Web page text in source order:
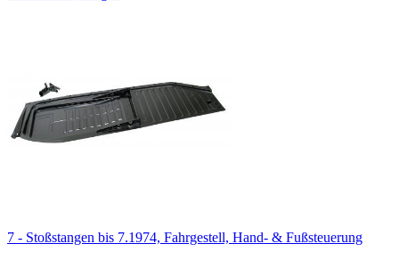
7 - Stoßstangen bis 7.1974, Fahrgestell, Hand- & Fußsteuerung